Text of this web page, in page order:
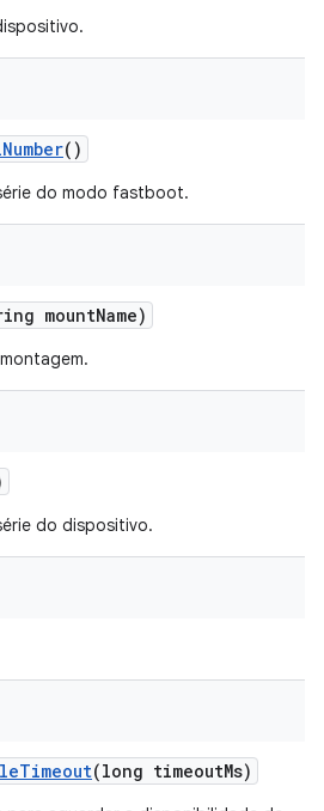
Number()
do modo fastboot.
mountName)
do dispositivo.
Timeout(long timeoutMs)